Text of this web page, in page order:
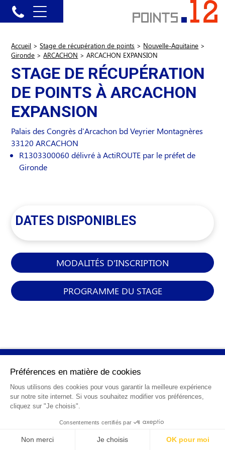
Accueil > Stage de récupération de points > Nouvelle-Aquitaine >
Gironde > ARCACHON > ARCACHON EXPANSION
STAGE DE RÉCUPÉRATION
DE POINTS À ARCACHON
EXPANSION
Palais des Congrès d'Arcachon bd Veyrier Montagnères
33120 ARCACHON
R1303300060 délivré à ActiROUTE par le préfet de
Gironde
DATES DISPONIBLES
MODALITÉS D'INSCRIPTION
PROGRAMME DU STAGE
INFORMATIONS
Qui sommes-nous ?
FAQ
Contact